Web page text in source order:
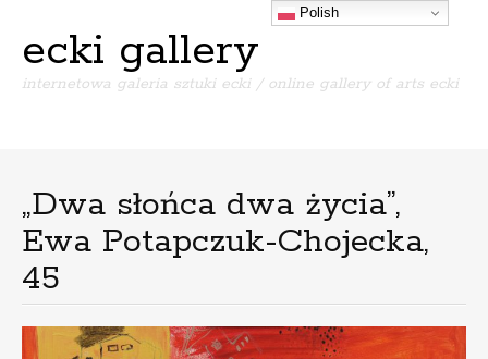
ecki gallery
internetowa galeria sztuki ecki / online gallery of arts ecki
i
p
t
o
c
o
n
„Dwa słońca dwa życia”,
Ewa Potapczuk-Chojecka,
45
Polish